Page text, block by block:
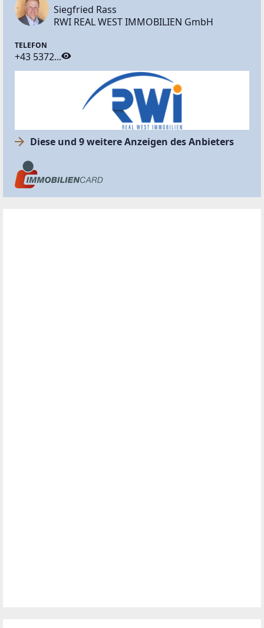
Siegfried Rass
RWI REAL WEST IMMOBILIEN GmbH
TELEFON
+43 5372...
Diese und 9 weitere Anzeigen des Anbieters